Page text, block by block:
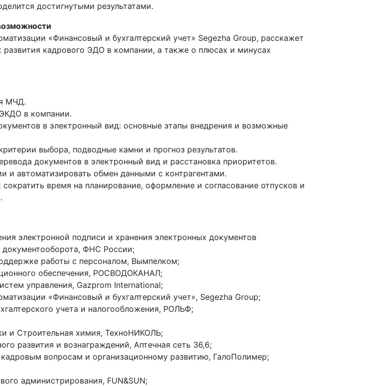
достигнутыми результатами.
«Финансовый и бухгалтерский учет» Segezha Group, расскажет
кадрового ЭДО в компании, а также о плюсах и минусах
МЧД.
в компании.
в электронный вид: основные этапы внедрения и возможные
выбора, подводные камни и прогноз результатов.
документов в электронный вид и расстановка приоритетов.
автоматизировать обмен данными с контрагентами.
время на планирование, оформление и согласование отпусков и
электронной подписи и хранения электронных документов
документооборота, ФНС России;
работы с персоналом, Вымпелком;
обеспечения, РОСВОДОКАНАЛ;
управления, Gazprom International;
«Финансовый и бухгалтерский учет», Segezha Group;
учета и налогообложения, РОЛЬФ;
и Строительная химия, ТехноНИКОЛЬ;
развития и вознаграждений, Аптечная сеть 36,6;
вопросам и организационному развитию, ГалоПолимер;
администрирования, FUN&SUN;